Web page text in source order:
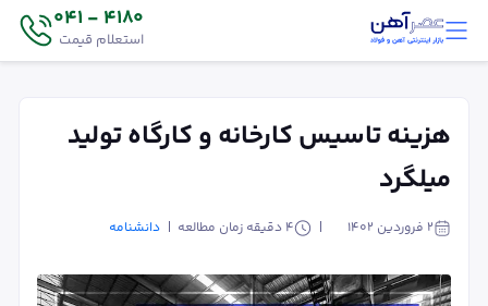
4180 - 041
استعلام قیمت
هزینه تاسیس کارخانه و کارگاه تولید
میلگرد
۲ فروردین ۱۴۰۲ 4دقیقه زمان مطالعه دانشنامه